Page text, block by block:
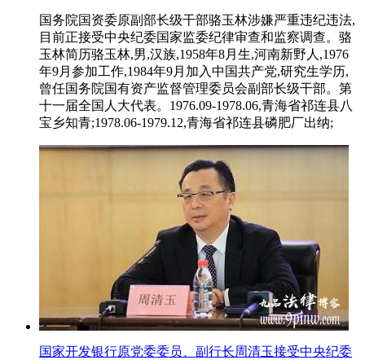
国务院国资委原副部长级干部骆玉林涉嫌严重违纪违法,
目前正接受中央纪委国家监委纪律审查和监察调查。骆
玉林简历骆玉林,男,汉族,1958年8月生,河南新野人,1976
年9月参加工作,1984年9月加入中国共产党,研究生学历,
曾任国务院国有资产监督管理委员会副部长级干部。第
十一届全国人大代表。1976.09-1978.06,青海省祁连县八
宝乡知青;1978.06-1979.12,青海省祁连县磷肥厂出纳;
国家开发银行原党委委员、副行长周清玉接受中央纪委